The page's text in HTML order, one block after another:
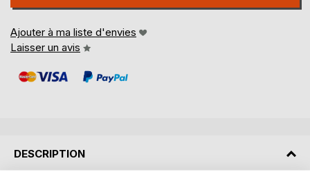
Ajouter à ma liste d'envies
Laisser un avis
DESCRIPTION